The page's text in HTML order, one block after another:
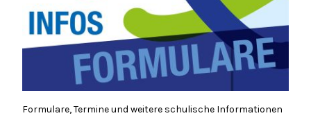
Formulare, Termine und weitere schulische Informationen